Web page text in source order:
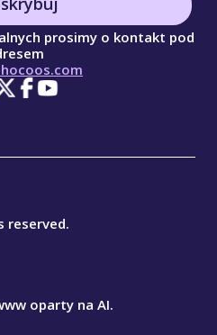
prosimy o kontakt pod
reserved.
oparty na AI.